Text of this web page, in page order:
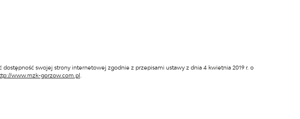
dostępność swojej strony internetowej zgodnie z przepisami ustawy z dnia 4 kwietnia 2019 r. o
www.mzk-gorzow.com.pl